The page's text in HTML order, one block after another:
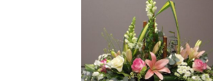
à
120,00 €